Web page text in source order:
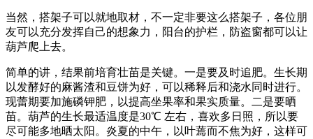
当然，搭架子可以就地取材，不一定非要这么搭架子，各位朋
友可以充分发挥自己的想象力，阳台的护栏，防盗窗都可以让
葫芦爬上去。
简单的讲，结果前培育壮苗是关键。一是要及时追肥。生长期
以发酵好的麻酱渣和豆饼为好，可以稀释后和浇水同时进行。
现蕾期要加施磷钾肥，以提高坐果率和果实质量。二是要晒
苗。葫芦的生长最适温度是30℃ 左右，喜欢多日照，所以要
尽可能多地晒太阳。炎夏的中午，以叶蔫而不焦为好，这样可